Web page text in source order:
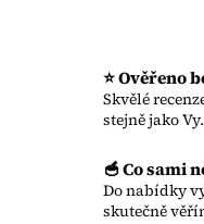
⭐ Ověřeno
Skvělé
stejně jako Vy.
🥣 Co sami
Do nabídky
skutečně